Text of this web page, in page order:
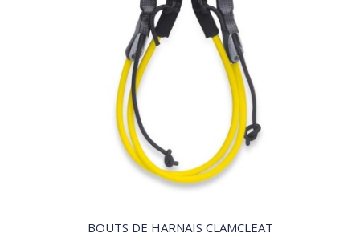
QUICK VIEW
BOUTS DE HARNAIS CLAMCLEAT